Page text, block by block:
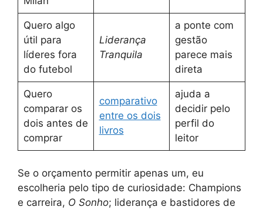
Quero algo
útil para
líderes fora
do futebol
Liderança
Tranquila
a ponte com
gestão
parece mais
direta
Quero
comparar os
dois antes de
comprar
comparativo
entre os dois
livros
ajuda a
decidir pelo
perfil do
leitor
Se o orçamento permitir apenas um, eu
escolheria pelo tipo de curiosidade: Champions
e carreira, O Sonho; liderança e bastidores de